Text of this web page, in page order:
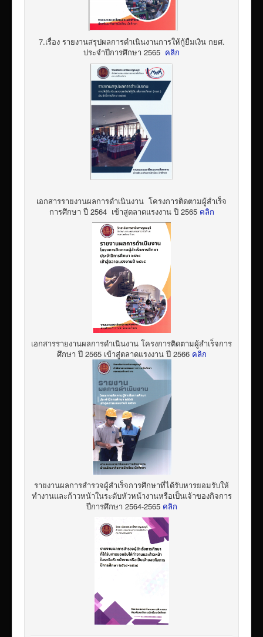
7.เรื่อง รายงานสรุปผลการดำเนินงานการให้กู้ยืมเงิน กยศ.
ประจำปีการศึกษา 2565 คลิก
เอกสารรายงานผลการดำเนินงาน โครงการติดตามผู้สำเร็จ
การศึกษา ปี 2564 เข้าสู่ตลาดแรงงาน ปี 2565 คลิก
เอกสารรายงานผลการดำเนินงาน โครงการติดตามผู้สำเร็จการ
ศึกษา ปี 2565 เข้าสู่ตลาดแรงงาน ปี 2566 คลิก
รายงานผลการสำรวจผู้สำเร็จการศึกษาที่ได้รับหารยอมรับให้
ทำงานและก้าวหน้าในระดับหัวหน้างานหรือเป็นเจ้าของกิจการ
ปีการศึกษา 2564-2565 คลิก